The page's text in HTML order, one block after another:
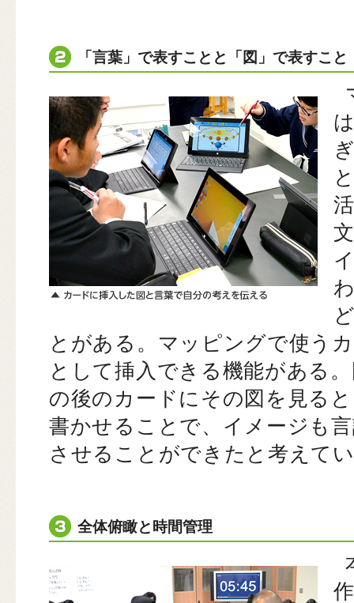
「言葉」で表すことと「図」で表すこと
とがある。マッピングで使う
として挿入できる機能がある
の後のカードにその図を見る
書かせることで、イメージも
させることができたと考えて
全体俯瞰と時間管理